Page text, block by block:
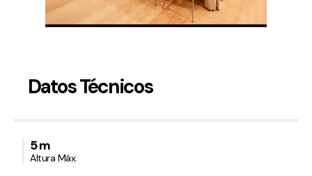
Datos Técnicos
Altura Máx.
5 m